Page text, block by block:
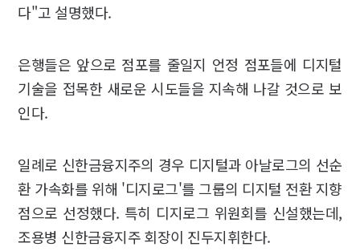
다"고 설명했다.
은행들은 앞으로 점포를 줄일지 언정 점포들에 디지털
기술을 접목한 새로운 시도들을 지속해 나갈 것으로 보
인다.
일례로 신한금융지주의 경우 디지털과 아날로그의 선순
환 가속화를 위해 '디지로그'를 그룹의 디지털 전환 지향
점으로 선정했다. 특히 디지로그 위원회를 신설했는데,
조용병 신한금융지주 회장이 진두지휘한다.